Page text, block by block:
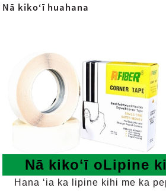
Nā kikoʻī huahana
Nā kikoʻī oLipine
Hana ʻia ka lipine kihi me ka